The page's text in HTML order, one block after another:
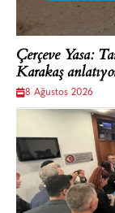
Çerçeve Yasa:
Karakaş
8 Ağustos 2026